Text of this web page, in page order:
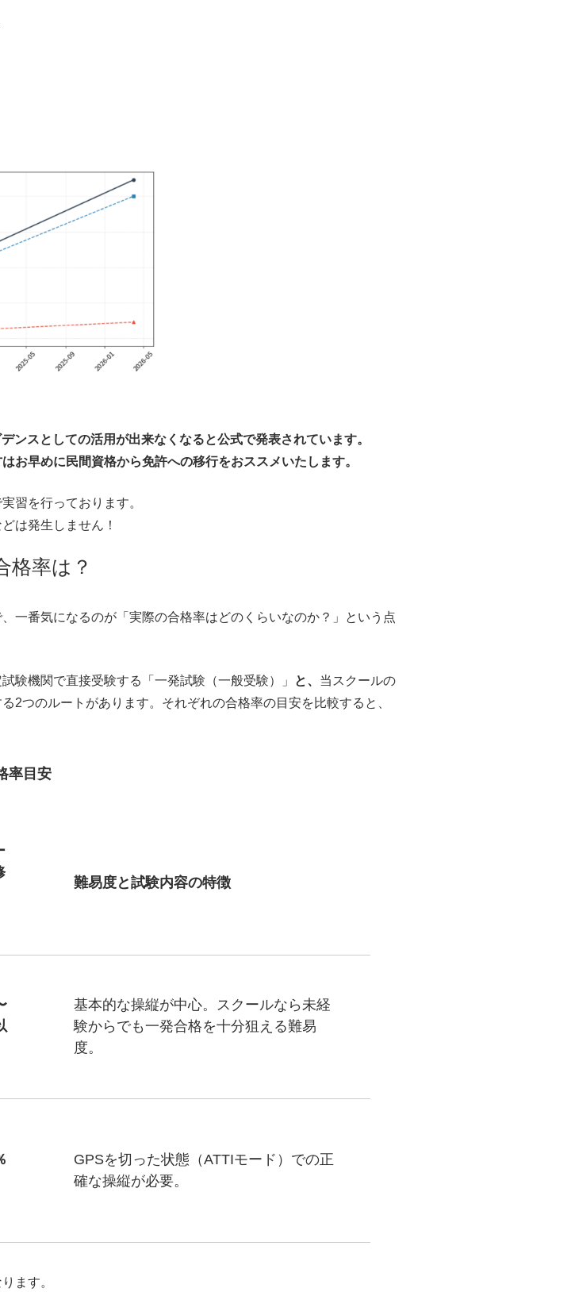
ンスとしての活用が出来なくなると公式で発表されています。
お早めに民間資格から免許への移行をおススメいたします。
習を行っております。
は発生しません！
格率は？
一番気になるのが「実際の合格率はどのくらいなのか？」という点
験機関で直接受験する「一発試験（一般受験）」 と、 当スクールの
2つのルートがあります。それぞれの合格率の目安を比較すると、
率目安
難易度と試験内容の特徴
基本的な操縦が中心。スクールなら未経
験からでも一発合格を十分狙える難易
度。
GPSを切った状態（ATTIモード）での正
確な操縦が必要。
ます。